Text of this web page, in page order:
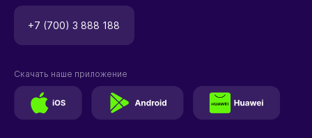
+7 (700) 3 888 188
Скачать наше приложение